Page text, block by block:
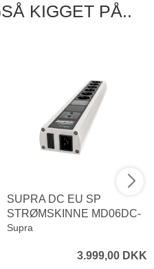
KIGGET PÅ..
SUPRA DC EU SP
STRØMSKINNE MD06DC-
EU/SP MK3 (6 UDTAG, 16
Supra
3.999,00 DKK